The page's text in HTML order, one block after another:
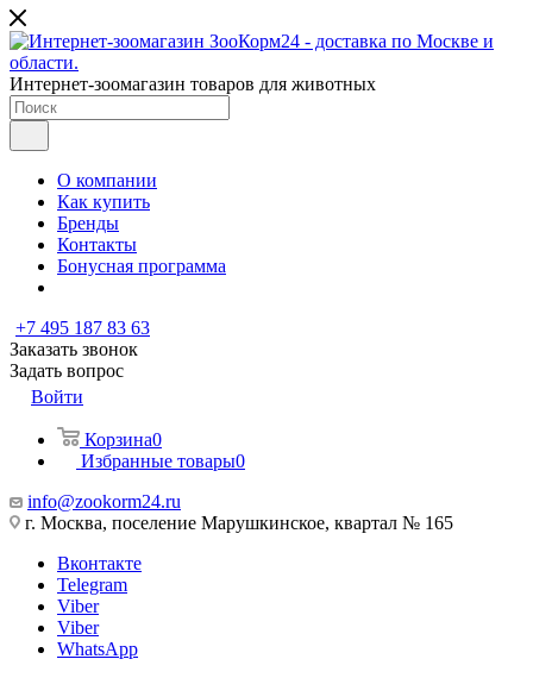
Интернет-зоомагазин товаров для животных
О компании
Как купить
Бренды
Контакты
Бонусная программа
+7 495 187 83 63
Заказать звонок
Задать вопрос
Войти
Корзина0
Избранные товары0
info@zookorm24.ru
г. Москва, поселение Марушкинское, квартал № 165
Вконтакте
Telegram
Viber
Viber
WhatsApp